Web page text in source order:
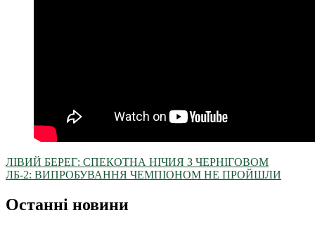
ЛІВИЙ БЕРЕГ: СПЕКОТНА НІЧИЯ З ЧЕРНІГОВОМ
ЛБ-2: ВИПРОБУВАННЯ ЧЕМПІОНОМ НЕ ПРОЙШЛИ
Останні новини